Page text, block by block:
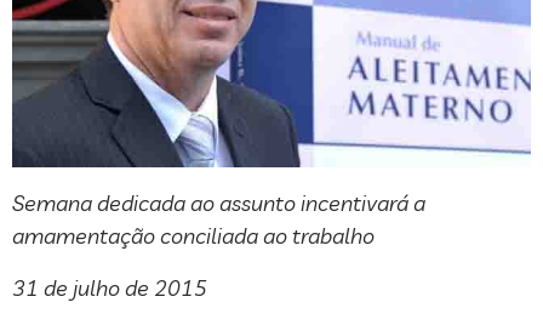
Semana dedicada ao assunto incentivará a
amamentação conciliada ao trabalho
31 de julho de 2015